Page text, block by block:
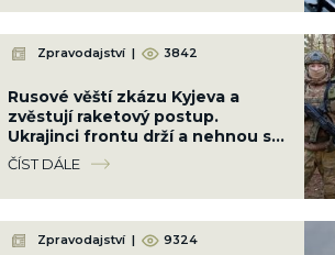
Zpravodajství | 3842
Rusové věští zkázu Kyjeva a
zvěstují raketový postup.
Ukrajinci frontu drží a nehnou se
ani o metr
ČÍST DÁLE
Zpravodajství | 9324